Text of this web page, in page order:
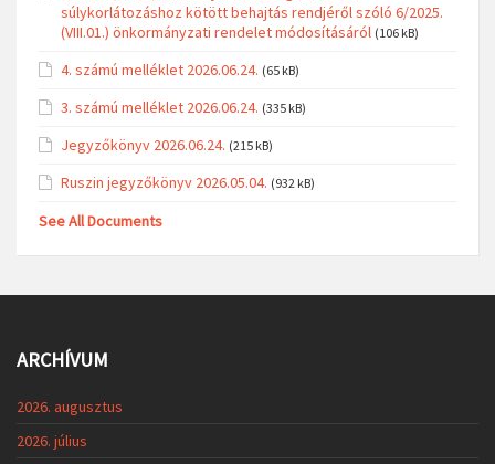
súlykorlátozáshoz kötött behajtás rendjéről szóló 6/2025.
(VIII.01.) önkormányzati rendelet módosításáról (106 kB)
4. számú melléklet 2026.06.24. (65 kB)
3. számú melléklet 2026.06.24. (335 kB)
Jegyzőkönyv 2026.06.24. (215 kB)
Ruszin jegyzőkönyv 2026.05.04. (932 kB)
See All Documents
ARCHÍVUM
2026. augusztus
2026. július